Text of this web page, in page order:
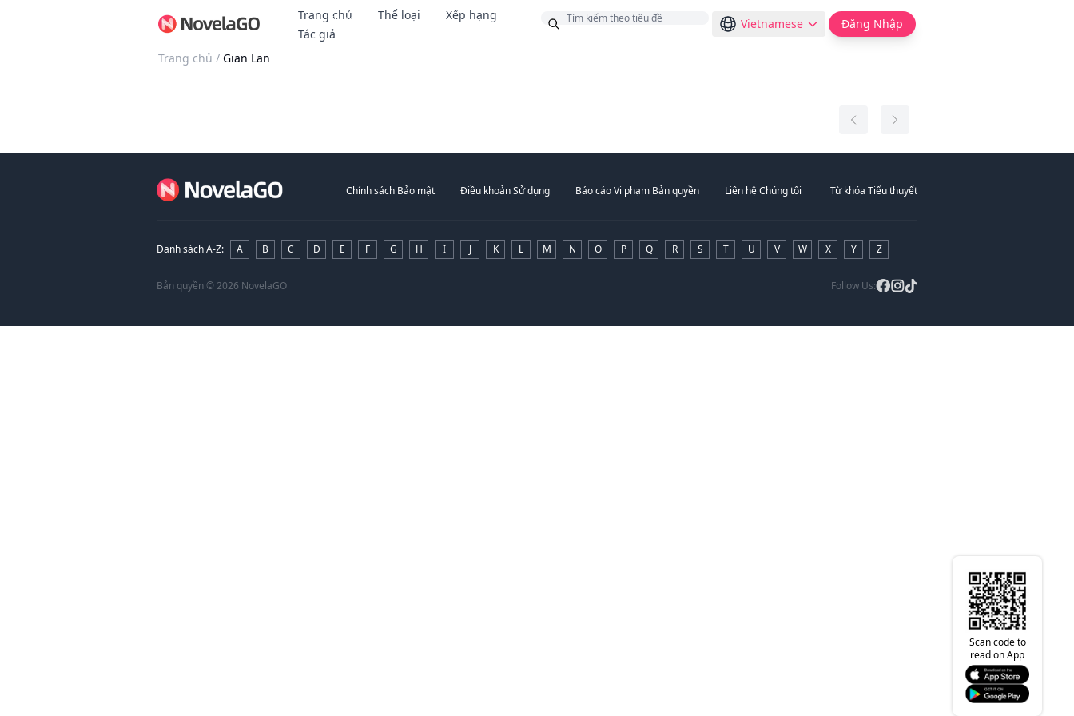
Trang chủ Thể loại
Xếp hạng
Tác giả
Thưởng Vietnamese Đăng Nhập
Trang chủ / Gian Lan
Chính sách Bảo mật Điều khoản Sử dụng Báo cáo Vi phạm Bản quyền Liên hệ Chúng tôi Từ khóa Tiểu thuyết
Danh sách A-Z: A B C D E F G H I J K L M N O P Q R S T U V W X Y Z
Bản quyền© 2026 NovelaGO Follow Us:
Scan code to
read on App